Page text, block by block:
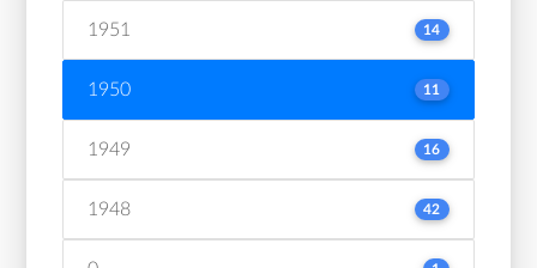
1951 14
1950 11
1949 16
1948 42